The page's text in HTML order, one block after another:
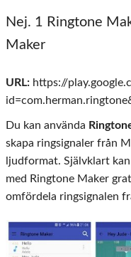
Nej. 1 Ringtone
Maker
URL: https://
Du kan använda
skapa ringsignaler från
ljudformat. Självklart
med Ringtone Maker
omfördela ringsignalen